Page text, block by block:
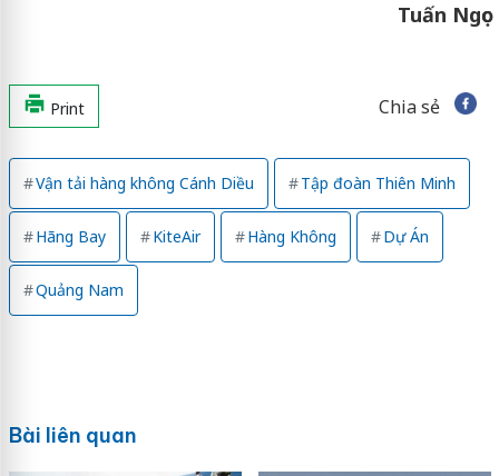
Tuấn Ngọc
Print Chia sẻ
Vận tải hàng không Cánh Diều Tập đoàn Thiên Minh
Hãng Bay KiteAir Hàng Không Dự Án
Quảng Nam
Bài liên quan